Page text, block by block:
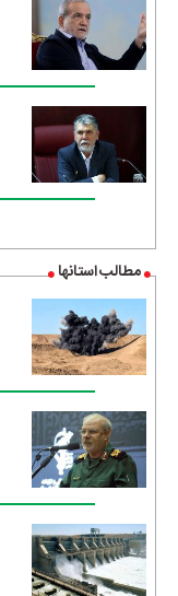
مطالب استانها